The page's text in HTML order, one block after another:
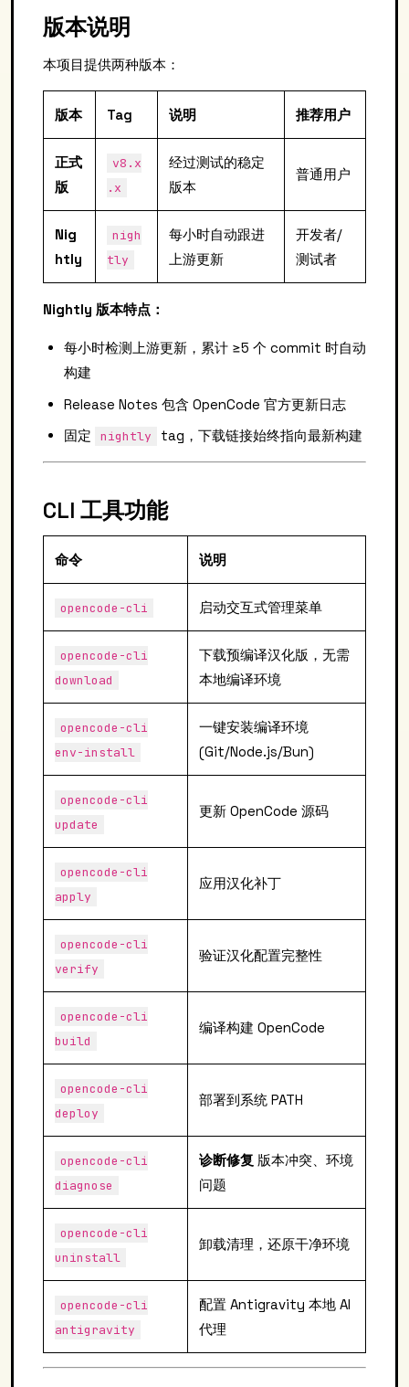
版本说明
本项目提供两种版本：
版本 Tag 说明 推荐用户
正式
版
v8.x
.x
经过测试的稳定
版本
普通用户
Nig
htly
nigh
tly
每小时自动跟进
上游更新
开发者/
测试者
Nightly 版本特点：
每小时检测上游更新，累计 ≥5 个 commit 时自动
构建
Release Notes 包含 OpenCode 官方更新日志
固定
nightly tag，下载链接始终指向最新构建
CLI 工具功能
命令 说明
opencode-cli 启动交互式管理菜单
opencode-cli
download
下载预编译汉化版，无需
本地编译环境
opencode-cli
env-install
一键安装编译环境
(Git/Node.js/Bun)
opencode-cli
update
更新 OpenCode 源码
opencode-cli
apply
应用汉化补丁
opencode-cli
verify
验证汉化配置完整性
opencode-cli
build
编译构建 OpenCode
opencode-cli
deploy
部署到系统 PATH
opencode-cli
diagnose
诊断修复 版本冲突、环境
问题
opencode-cli
uninstall
卸载清理，还原干净环境
opencode-cli
antigravity
配置 Antigravity 本地 AI
代理